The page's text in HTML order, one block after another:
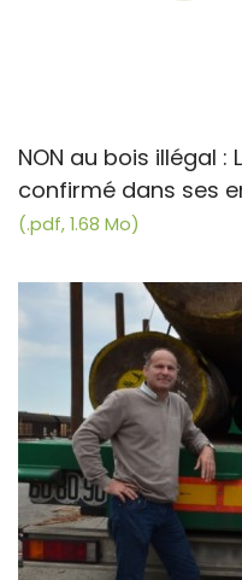
NON au bois illégal :
confirmé dans ses
(.pdf, 1.68 Mo)